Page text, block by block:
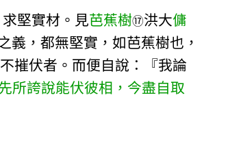
堅實材。見芭蕉樹⑰洪大傭
義，都無堅實，如芭蕉樹也，
不摧伏者。而便自說：『我論
所誇說能伏彼相，今盡自取